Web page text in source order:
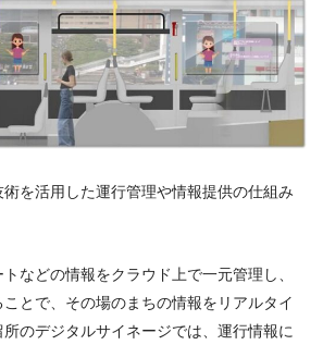
を活用した運行管理や情報提供の仕組み
などの情報をクラウド上で一元管理し、
とで、その場のまちの情報をリアルタイ
のデジタルサイネージでは、運行情報に